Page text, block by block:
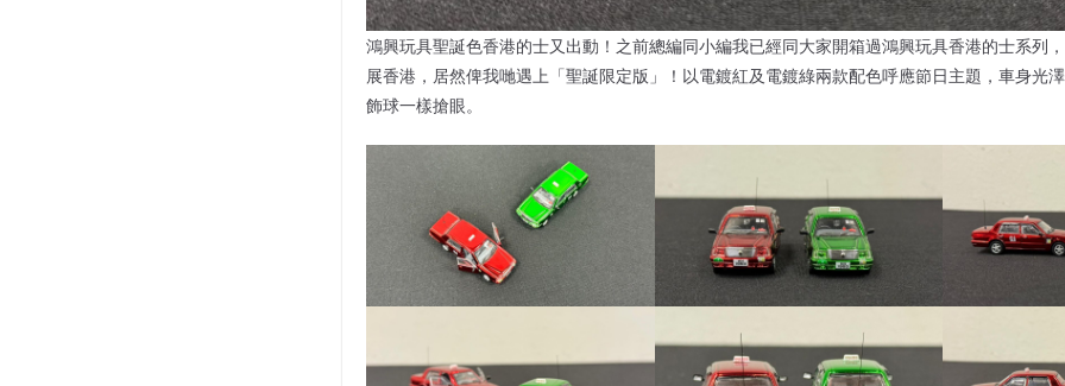
鴻興玩具聖誕色香港的士又出動！之前總編同小編我已經同大家開箱過鴻興玩具香港的士系列
展香港，居然俾我哋遇上「聖誕限定版」！以電鍍紅及電鍍綠兩款配色呼應節日主題，車身光
飾球一樣搶眼。